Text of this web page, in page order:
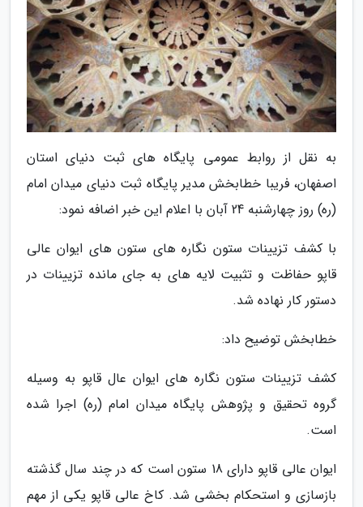
به نقل از روابط عمومی پایگاه های ثبت دنیای استان
اصفهان، فریبا خطابخش مدیر پایگاه ثبت دنیای میدان امام
(ره) روز چهارشنبه 24 آبان با اعلام این خبر اضافه نمود:
با کشف تزیینات ستون نگاره های ستون های ایوان عالی
قاپو حفاظت و تثبیت لایه های به جای مانده تزیینات در
دستور کار نهاده شد.
خطابخش توضیح داد:
کشف تزیینات ستون نگاره های ایوان عال قاپو به وسیله
گروه تحقیق و پژوهش پایگاه میدان امام (ره) اجرا شده
است.
ایوان عالی قاپو دارای 18 ستون است که در چند سال گذشته
بازسازی و استحکام بخشی شد. کاخ عالی قاپو یکی از مهم